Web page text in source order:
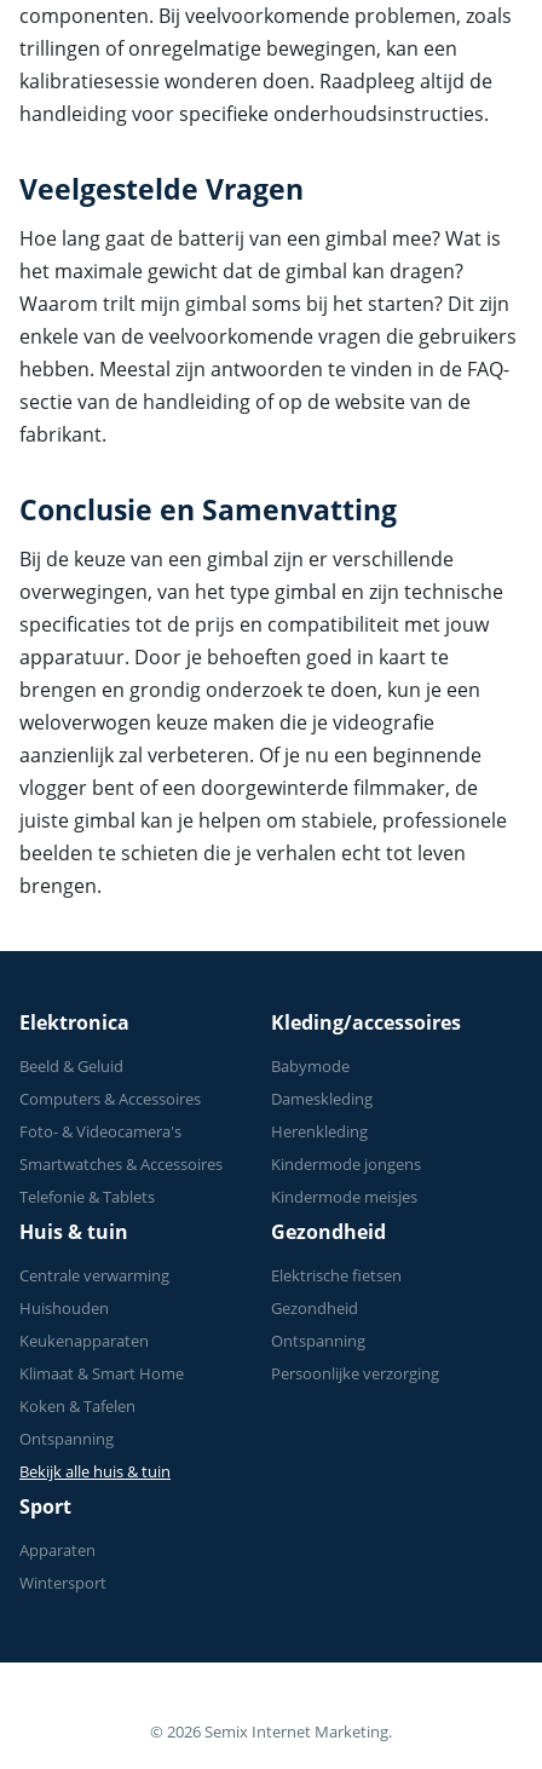
componenten. Bij veelvoorkomende problemen, zoals
trillingen of onregelmatige bewegingen, kan een
kalibratiesessie wonderen doen. Raadpleeg altijd de
handleiding voor specifieke onderhoudsinstructies.
Veelgestelde Vragen
Hoe lang gaat de batterij van een gimbal mee? Wat is
het maximale gewicht dat de gimbal kan dragen?
Waarom trilt mijn gimbal soms bij het starten? Dit zijn
enkele van de veelvoorkomende vragen die gebruikers
hebben. Meestal zijn antwoorden te vinden in de FAQ-
sectie van de handleiding of op de website van de
fabrikant.
Conclusie en Samenvatting
Bij de keuze van een gimbal zijn er verschillende
overwegingen, van het type gimbal en zijn technische
specificaties tot de prijs en compatibiliteit met jouw
apparatuur. Door je behoeften goed in kaart te
brengen en grondig onderzoek te doen, kun je een
weloverwogen keuze maken die je videografie
aanzienlijk zal verbeteren. Of je nu een beginnende
vlogger bent of een doorgewinterde filmmaker, de
juiste gimbal kan je helpen om stabiele, professionele
beelden te schieten die je verhalen echt tot leven
brengen.
Elektronica
Beeld & Geluid
Computers & Accessoires
Foto- & Videocamera's
Smartwatches & Accessoires
Telefonie & Tablets
Kleding/accessoires
Babymode
Dameskleding
Herenkleding
Kindermode jongens
Kindermode meisjes
Huis & tuin
Centrale verwarming
Huishouden
Keukenapparaten
Klimaat & Smart Home
Koken & Tafelen
Ontspanning
Bekijk alle huis & tuin
Gezondheid
Elektrische fietsen
Gezondheid
Ontspanning
Persoonlijke verzorging
Sport
Apparaten
Wintersport
© 2026 Semix Internet Marketing.